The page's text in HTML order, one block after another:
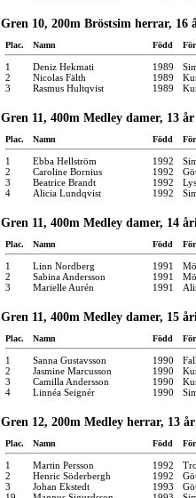
Gren 10, 200m Bröstsim herrar, 16
Plac. Namn Född
1 Deniz Hekmati 1989
2
Nicolas Fälth 1989
3
Rasmus Hultqvist 1989
Gren 11, 400m Medley damer, 13
Plac. Namn Född
1 Ebba Hellström 1992
2
Caroline Bornius 1992
3
Beatrice Brandt 1992
4
Alicia Lundqvist 1992
Gren 11, 400m Medley damer, 14
Plac. Namn Född
1 Linn Nordberg 1991
2
Sabina Andersson 1991
3
Marielle Aurén 1991
Gren 11, 400m Medley damer, 15
Plac. Namn Född
1 Sanna Gustavsson 1990
2
Jasmine Marcusson 1990
3
Camilla Andersson 1990
4
Linnéa Seignér 1990
Gren 12, 200m Medley herrar, 13
Plac. Namn Född
1 Martin Persson 1992
2
Henric Söderbergh 1992
3
Johan Ekstedt 1993